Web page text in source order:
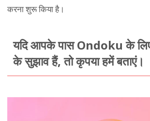
करना शुरू किया है।
यदि आपके पास Ondoku के
के सुझाव हैं, तो कृपया हमें बताएं।